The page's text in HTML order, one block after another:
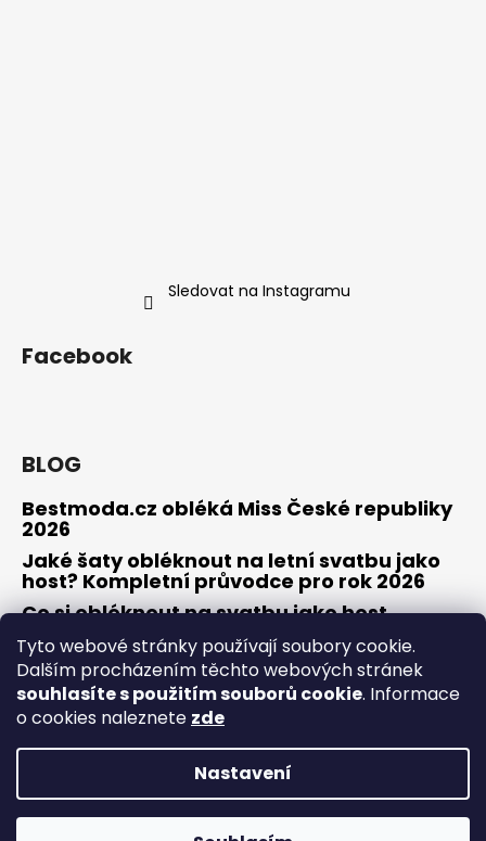
Tyto webové stránky používají soubory cookie.
Dalším procházením těchto webových stránek
souhlasíte s použitím souborů cookie. Informace
o cookies naleznete zde
Nastavení
Sledovat na Instagramu
Facebook
BLOG
Bestmoda.cz obléká Miss České republiky
2026
Jaké šaty obléknout na letní svatbu jako
host? Kompletní průvodce pro rok 2026
Co si obléknout na svatbu jako host
Osobní konzultace / zkouška šatů
Obchodní podmínky
Odstoupení od smlouvy / reklamace
Copyright 2026Bestmoda. Všechna práva vyhrazena.